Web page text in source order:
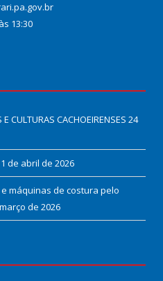
13:30
CULTURAS CACHOEIRENSES 24
1 de abril de 2026
máquinas de costura pelo
de 2026